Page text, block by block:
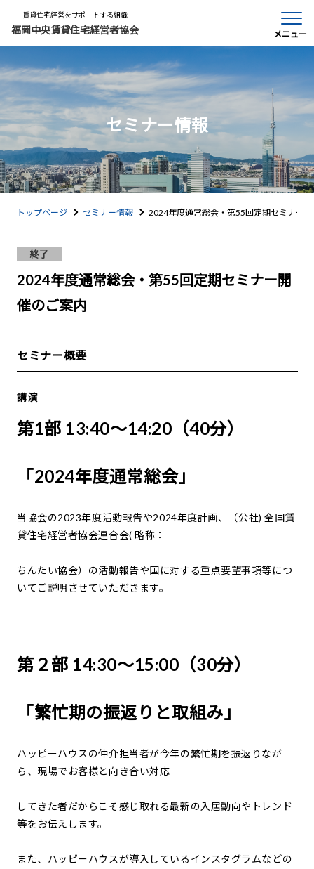
賃貸住宅経営をサポートする組織
福岡中央賃貸住宅経営者協会 メニュー
セミナー情報
トップページ セミナー情報 2024年度通常総会・第55回定期セミナー
終了
2024年度通常総会・第55回定期セミナー開
催のご案内
セミナー概要
講演
第1部 13:40～14:20（40分）
「2024年度通常総会」
当協会の2023年度活動報告や2024年度計画、（公社) 全国賃
貸住宅経営者協会連合会( 略称：
ちんたい協会）の活動報告や国に対する重点要望事項等につ
いてご説明させていただきます。
第２部 14:30～15:00（30分）
「繁忙期の振返りと取組み」
ハッピーハウスの仲介担当者が今年の繁忙期を振返りなが
ら、現場でお客様と向き合い対応
してきた者だからこそ感じ取れる最新の入居動向やトレンド
等をお伝えします。
また、ハッピーハウスが導入しているインスタグラムなどの